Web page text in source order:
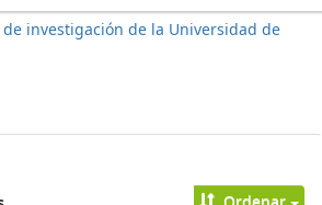
investigación de la Universidad de